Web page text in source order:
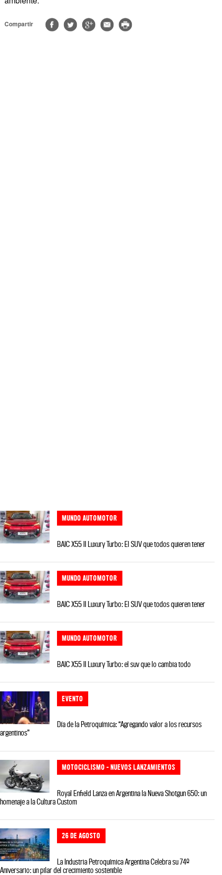
Compartir
MUNDO AUTOMOTOR
BAIC X55 II Luxury Turbo: El SUV que todos quieren tener
MUNDO AUTOMOTOR
BAIC X55 II Luxury Turbo: El SUV que todos quieren tener
MUNDO AUTOMOTOR
BAIC X55 II Luxury Turbo: el suv que lo cambia todo
EVENTO
Día de la Petroquímica: “Agregando valor a los recursos
argentinos”
MOTOCICLISMO - NUEVOS LANZAMIENTOS
Royal Enfield Lanza en Argentina la Nueva Shotgun 650: un
homenaje a la Cultura Custom
26 DE AGOSTO
La Industria Petroquímica Argentina Celebra su 74º
Aniversario: un pilar del crecimiento sostenible